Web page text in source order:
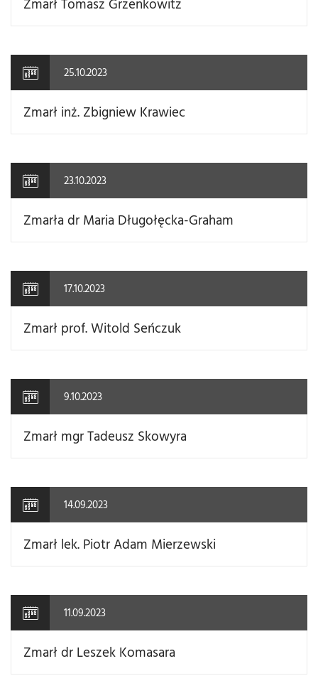
25.10.2023
Zmarł inż. Zbigniew Krawiec
23.10.2023
Zmarła dr Maria Długołęcka-Graham
17.10.2023
Zmarł prof. Witold Seńczuk
9.10.2023
Zmarł mgr Tadeusz Skowyra
14.09.2023
Zmarł lek. Piotr Adam Mierzewski
11.09.2023
Zmarł dr Leszek Komasara